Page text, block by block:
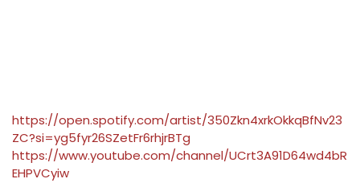
https://open.spotify.com/artist/350Zkn4xrkOkkqBfNv23
ZC?si=yg5fyr26SZetFr6rhjrBTg
https://www.youtube.com/channel/UCrt3A91D64wd4bR
EHPVCyiw